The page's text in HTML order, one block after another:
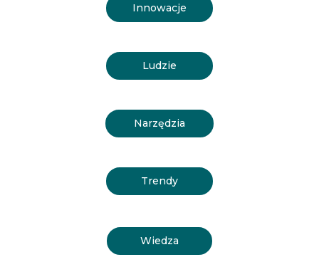
Innowacje
Ludzie
Narzędzia
Trendy
Wiedza